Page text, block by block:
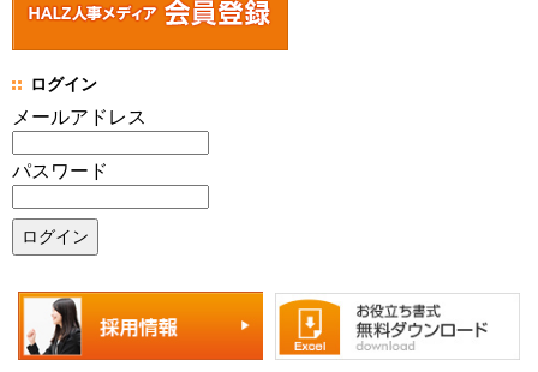
ログイン
メールアドレス
パスワード